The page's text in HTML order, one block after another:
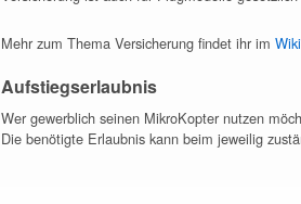
Mehr zum Thema Versicherung findet ihr im Wiki
Aufstiegserlaubnis
Wer gewerblich seinen MikroKopter nutzen
Die benötigte Erlaubnis kann beim jeweilig